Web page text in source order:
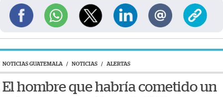
NOTICIAS GUATEMALA / NOTICIAS / ALERTAS
El hombre que habría cometido un